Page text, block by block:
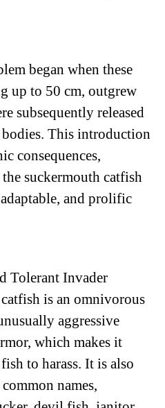
began when these
up to 50 cm, outgrew
subsequently released
This introduction
consequences,
suckermouth catfish
and prolific
Tolerant Invader
is an omnivorous
aggressive
which makes it
to harass. It is also
names,